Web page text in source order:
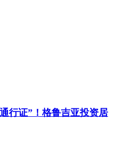
行证”！格鲁吉亚投资居